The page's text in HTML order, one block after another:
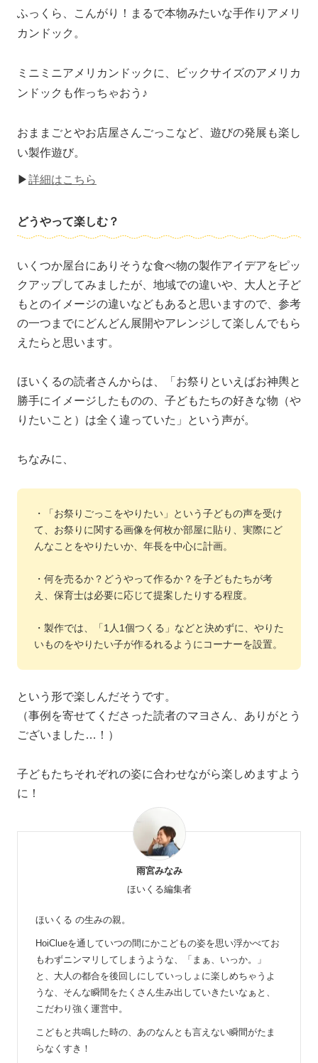
ふっくら、こんがり！まるで本物みたいな手作りアメリ
カンドック。
ミニミニアメリカンドックに、ビックサイズのアメリカ
ンドックも作っちゃおう♪
おままごとやお店屋さんごっこなど、遊びの発展も楽し
い製作遊び。
▶詳細はこちら
どうやって楽しむ？
いくつか屋台にありそうな食べ物の製作アイデアをピッ
クアップしてみましたが、地域での違いや、大人と子ど
もとのイメージの違いなどもあると思いますので、参考
の一つまでにどんどん展開やアレンジして楽しんでもら
えたらと思います。
ほいくるの読者さんからは、「お祭りといえばお神輿と
勝手にイメージしたものの、子どもたちの好きな物（や
りたいこと）は全く違っていた」という声が。
ちなみに、
・「お祭りごっこをやりたい」という子どもの声を受け
て、お祭りに関する画像を何枚か部屋に貼り、実際にど
んなことをやりたいか、年長を中心に計画。
・何を売るか？どうやって作るか？を子どもたちが考
え、保育士は必要に応じて提案したりする程度。
・製作では、「1人1個つくる」などと決めずに、やりた
いものをやりたい子が作るれるようにコーナーを設置。
という形で楽しんだそうです。
（事例を寄せてくださった読者のマヨさん、ありがとう
ございました…！）
子どもたちそれぞれの姿に合わせながら楽しめますよう
に！
雨宮みなみ
ほいくる編集者
ほいくる の生みの親。
HoiClueを通していつの間にかこどもの姿を思い浮かべてお
もわずニンマリしてしまうような、「まぁ、いっか。」
と、大人の都合を後回しにしていっしょに楽しめちゃうよ
うな、そんな瞬間をたくさん生み出していきたいなぁと、
こだわり強く運営中。
こどもと共鳴した時の、あのなんとも言えない瞬間がたま
らなくすき！